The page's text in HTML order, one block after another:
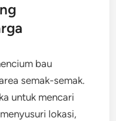
bau
semak-semak.
untuk mencari
lokasi,